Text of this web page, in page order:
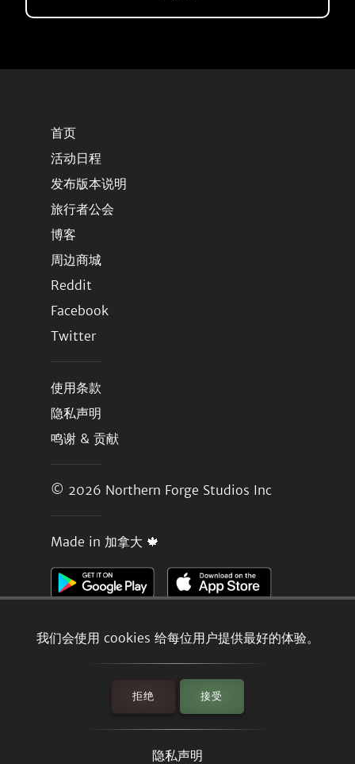
我们会使用 cookies 给每位用户提供最好的体验。
拒绝 接受
隐私声明
首页
活动日程
发布版本说明
旅行者公会
博客
周边商城
Reddit
Facebook
Twitter
使用条款
隐私声明
鸣谢 & 贡献
© 2026 Northern Forge Studios Inc
Made in 加拿大 🍁